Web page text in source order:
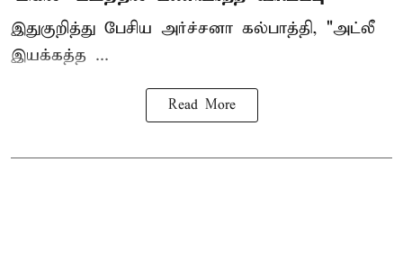
இதுகுறித்து பேசிய அர்ச்சனா கல்பாத்தி, "அட்லீ
இயக்கத்த ...
Read More